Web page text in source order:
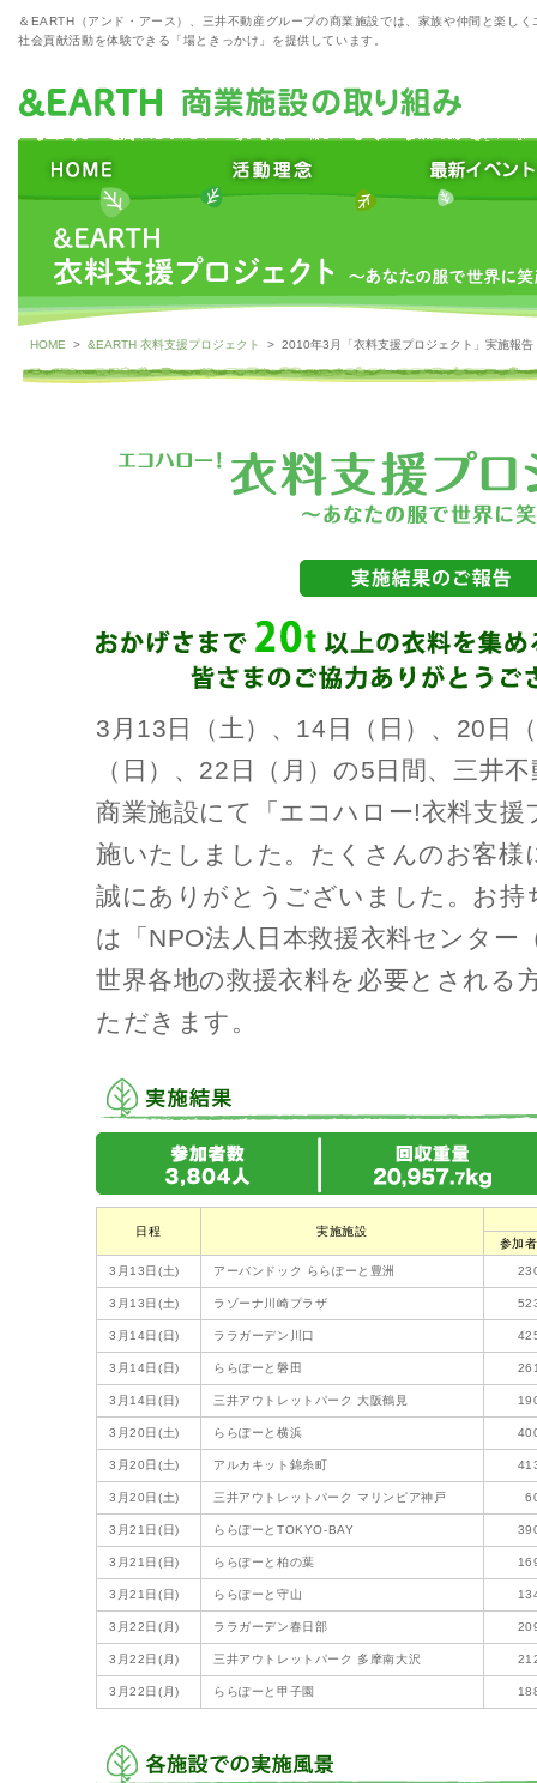
＆EARTH（アンド・アース）、三井不動産グループの商業施設では、家族や仲間と楽しく
社会貢献活動を体験できる「場ときっかけ」を提供しています。
HOME > &EARTH 衣料支援プロジェクト > 2010年3月「衣料支援プロジェクト」実施報告
3月13日（土）、14日（日）、20日
（日）、22日（月）の5日間、三井
商業施設にて「エコハロー!衣料支
施いたしました。たくさんのお客様
誠にありがとうございました。お持
は「NPO法人日本救援衣料センター
世界各地の救援衣料を必要とされる
ただきます。
日程
実施施設
参加
3月13日(土) アーバンドック ららぽーと豊洲
3月13日(土) ラゾーナ川崎プラザ
3月14日(日) ララガーデン川口
3月14日(日) ららぽーと磐田
3月14日(日) 三井アウトレットパーク 大阪鶴見
3月20日(土) ららぽーと横浜
3月20日(土) アルカキット錦糸町
3月20日(土) 三井アウトレットパーク マリンピア神戸
3月21日(日) ららぽーとTOKYO-BAY
3月21日(日) ららぽーと柏の葉
3月21日(日) ららぽーと守山
3月22日(月) ララガーデン春日部
3月22日(月) 三井アウトレットパーク 多摩南大沢
3月22日(月) ららぽーと甲子園